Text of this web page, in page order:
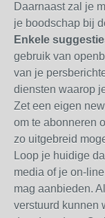
Daarnaast zal je
je boodschap bij
Enkele
gebruik van
van je
diensten waarop
Zet een eigen
om te abonneren
zo uitgebreid
Loop je huidige
media of je on-
mag aanbieden.
verstuurd kunnen